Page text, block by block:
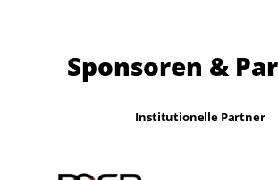
Sponsoren &
Institutionelle Partner